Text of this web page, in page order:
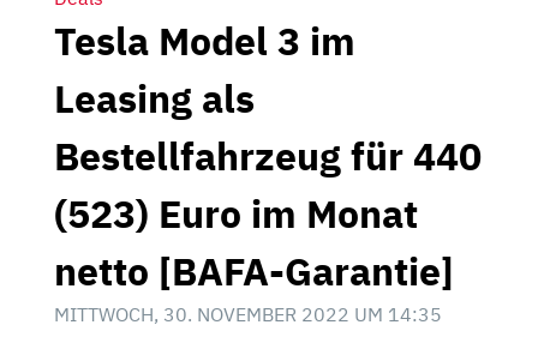
Tesla Model 3 im
Leasing als
Bestellfahrzeug für 440
(523) Euro im Monat
netto [BAFA-Garantie]
MITTWOCH, 30. NOVEMBER 2022 UM 14:35